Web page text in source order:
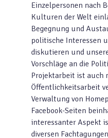
Einzelpersonen nach
Kulturen der Welt
Begegnung und
politische Interessen
diskutieren und
Vorschläge an die
Projektarbeit ist auch
Öffentlichkeitsarbeit
Verwaltung von
Facebook-Seiten
interessanter Aspekt
diversen